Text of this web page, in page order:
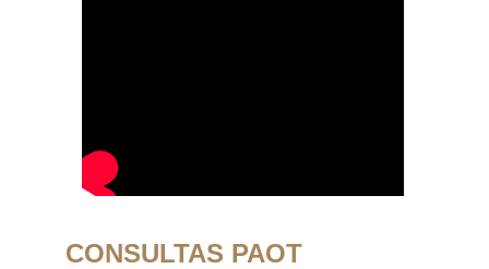
CONSULTAS PAOT